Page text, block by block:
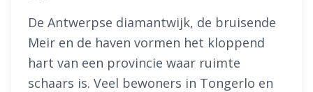
De Antwerpse diamantwijk, de bruisende
Meir en de haven vormen het kloppend
hart van een provincie waar ruimte
schaars is. Veel bewoners in Tongerlo en